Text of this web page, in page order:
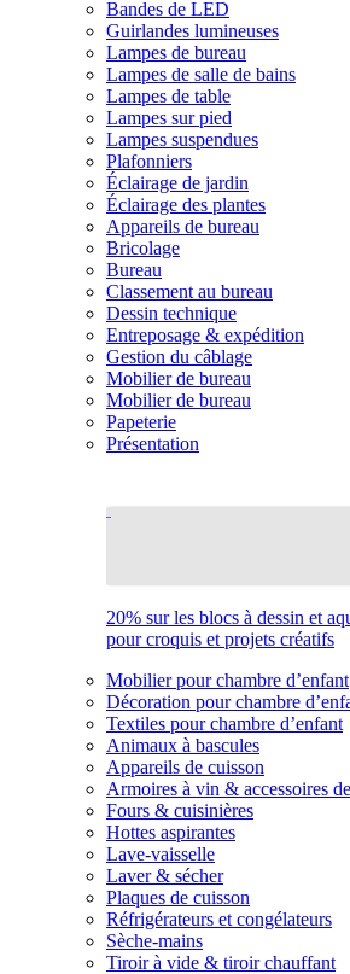
Bandes de LED
Guirlandes lumineuses
Lampes de bureau
Lampes de salle de bains
Lampes de table
Lampes sur pied
Lampes suspendues
Plafonniers
Éclairage de jardin
Éclairage des plantes
Appareils de bureau
Bricolage
Bureau
Classement au bureau
Dessin technique
Entreposage & expédition
Gestion du câblage
Mobilier de bureau
Mobilier de bureau
Papeterie
Présentation
20% sur les blocs à dessin et
pour croquis et projets créatifs
Mobilier pour chambre d’enfant
Décoration pour chambre
Textiles pour chambre d’enfant
Animaux à bascules
Appareils de cuisson
Armoires à vin & accessoires
Fours & cuisinières
Hottes aspirantes
Lave-vaisselle
Laver & sécher
Plaques de cuisson
Réfrigérateurs et congélateurs
Sèche-mains
Tiroir à vide & tiroir chauffant